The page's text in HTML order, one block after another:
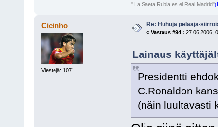
" La Saeta Rubia es el Real Madrid"
Cicinho
Viestejä: 1071
Re: Huhuja pelaaja-
« Vastaus #94 : 27.06.2006,
Lainaus
Presidentti
C.Ronaldon
(näin luultavasti